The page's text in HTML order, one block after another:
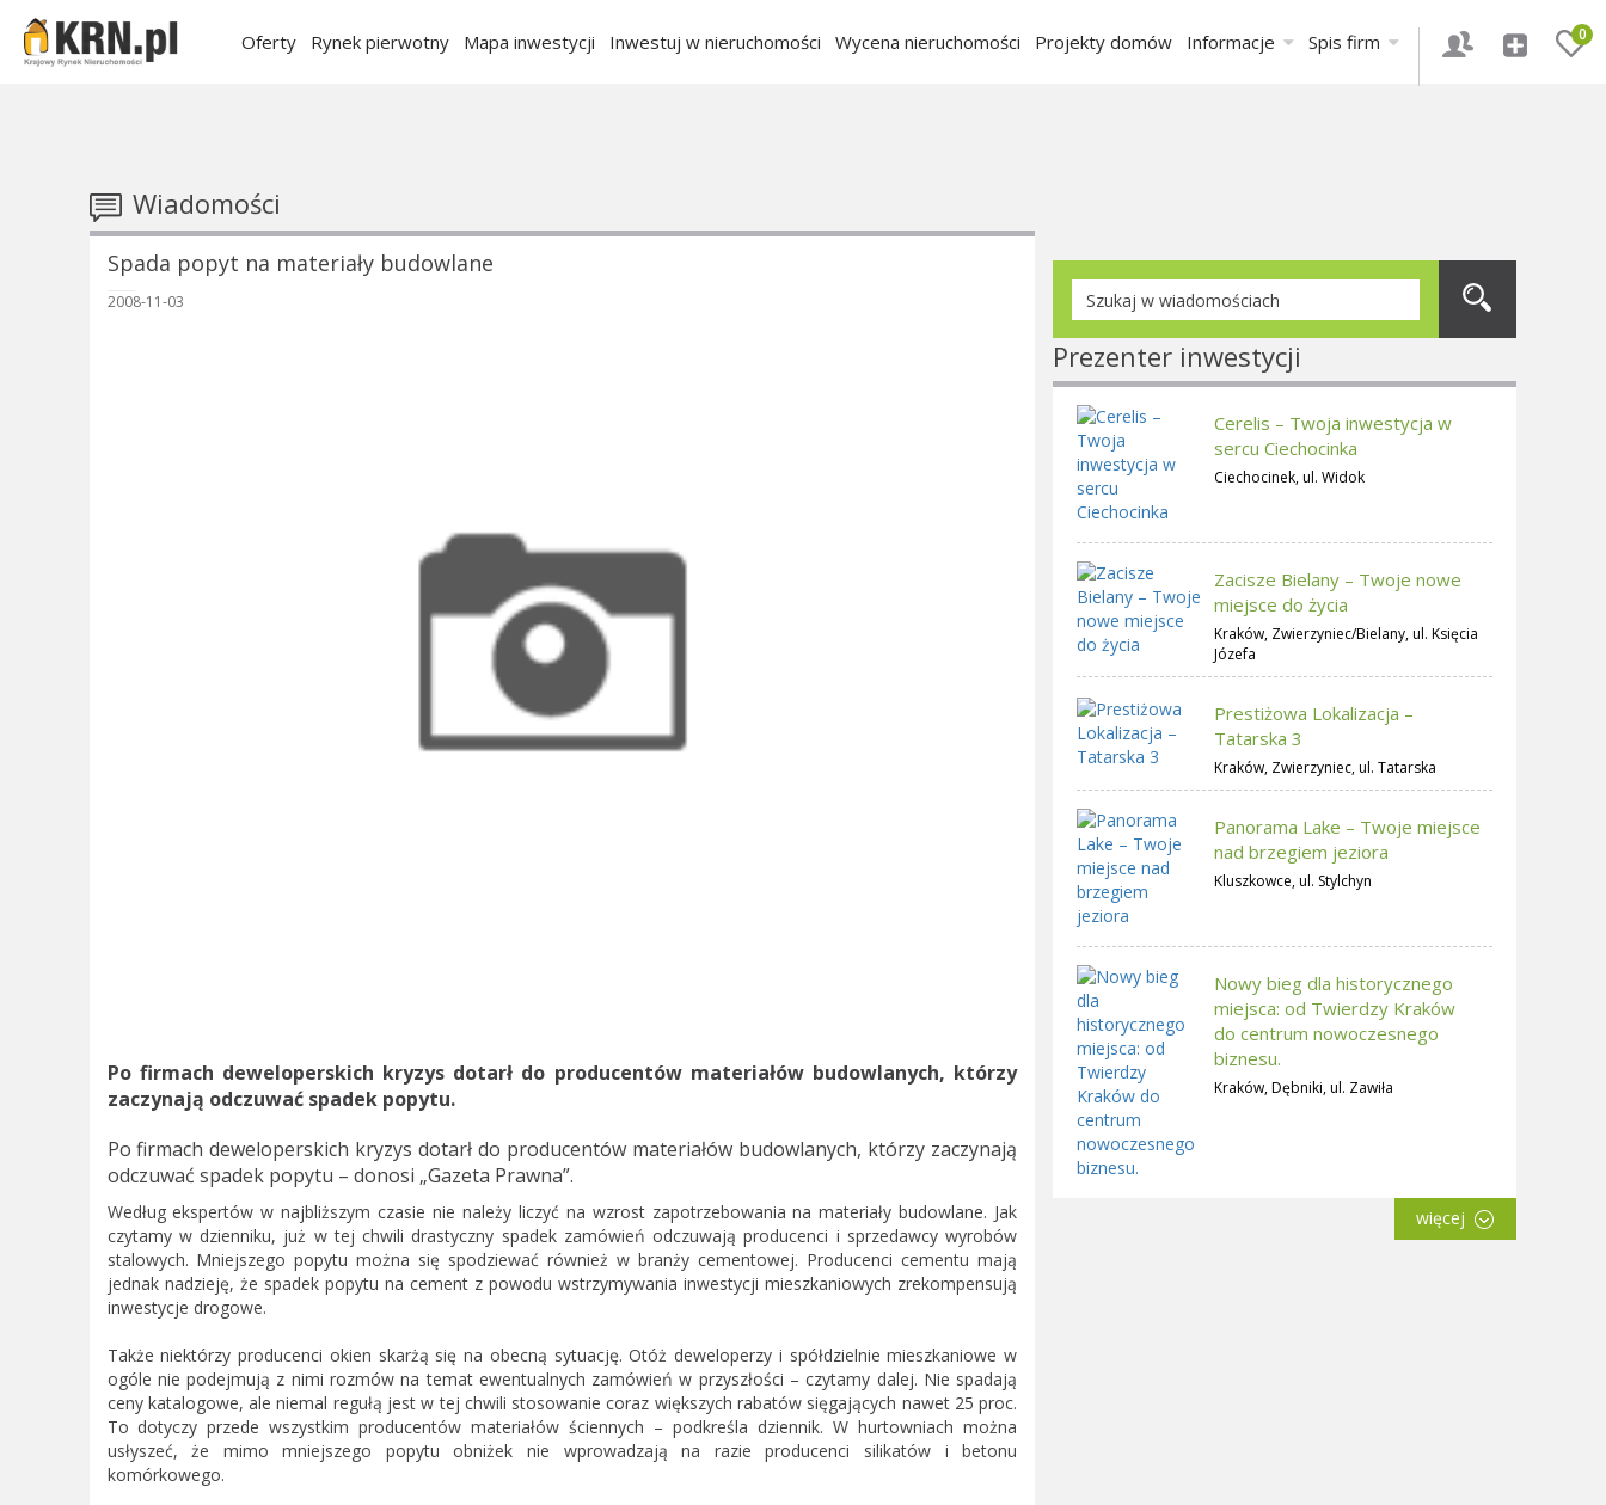
0
Oferty Rynek pierwotny Mapa inwestycji Inwestuj w nieruchomości Wycena nieruchomości Projekty domów Informacje Spis firm
Wiadomości
Spada popyt na materiały budowlane
2008-11-03
Po firmach deweloperskich kryzys dotarł do producentów materiałów budowlanych, którzy
zaczynają odczuwać spadek popytu.
Po firmach deweloperskich kryzys dotarł do producentów materiałów budowlanych, którzy zaczynają
odczuwać spadek popytu – donosi „Gazeta Prawna”.
Według ekspertów w najbliższym czasie nie należy liczyć na wzrost zapotrzebowania na materiały budowlane. Jak
czytamy w dzienniku, już w tej chwili drastyczny spadek zamówień odczuwają producenci i sprzedawcy wyrobów
stalowych. Mniejszego popytu można się spodziewać również w branży cementowej. Producenci cementu mają
jednak nadzieję, że spadek popytu na cement z powodu wstrzymywania inwestycji mieszkaniowych zrekompensują
inwestycje drogowe.
Także niektórzy producenci okien skarżą się na obecną sytuację. Otóż deweloperzy i spółdzielnie mieszkaniowe w
ogóle nie podejmują z nimi rozmów na temat ewentualnych zamówień w przyszłości – czytamy dalej. Nie spadają
ceny katalogowe, ale niemal regułą jest w tej chwili stosowanie coraz większych rabatów sięgających nawet 25 proc.
To dotyczy przede wszystkim producentów materiałów ściennych – podkreśla dziennik. W hurtowniach można
usłyszeć, że mimo mniejszego popytu obniżek nie wprowadzają na razie producenci silikatów i betonu
komórkowego.
Prezenter inwestycji
Cerelis – Twoja inwestycja w
sercu Ciechocinka
Ciechocinek, ul. Widok
Zacisze Bielany – Twoje nowe
miejsce do życia
Kraków, Zwierzyniec/Bielany, ul. Księcia
Józefa
Prestiżowa Lokalizacja –
Tatarska 3
Kraków, Zwierzyniec, ul. Tatarska
Panorama Lake – Twoje miejsce
nad brzegiem jeziora
Kluszkowce, ul. Stylchyn
Nowy bieg dla historycznego
miejsca: od Twierdzy Kraków
do centrum nowoczesnego
biznesu.
Kraków, Dębniki, ul. Zawiła
więcej